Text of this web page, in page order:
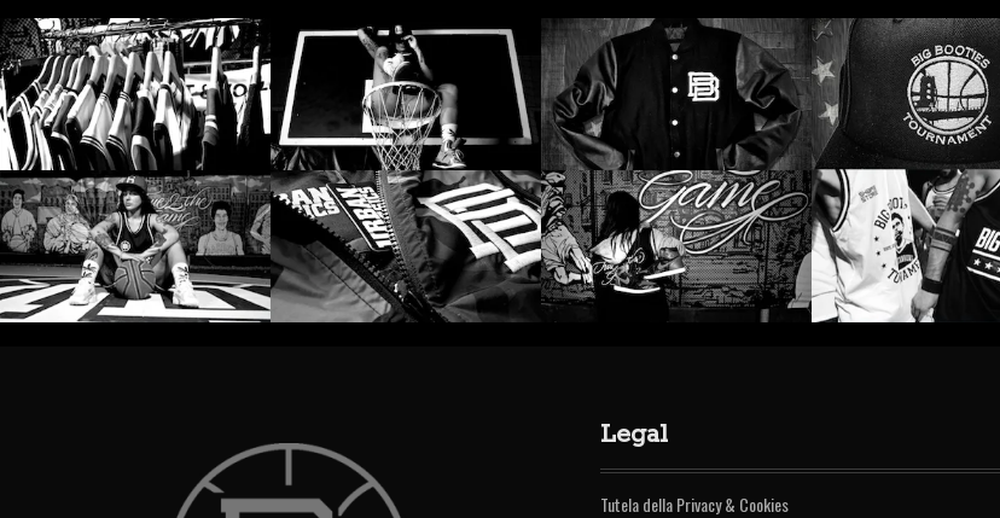
Legal
Tutela della Privacy & Cookies